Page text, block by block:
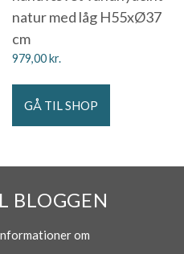
natur med låg H55xØ37
cm
979,00kr.
GÅ TIL SHOP
BLOGGEN
om